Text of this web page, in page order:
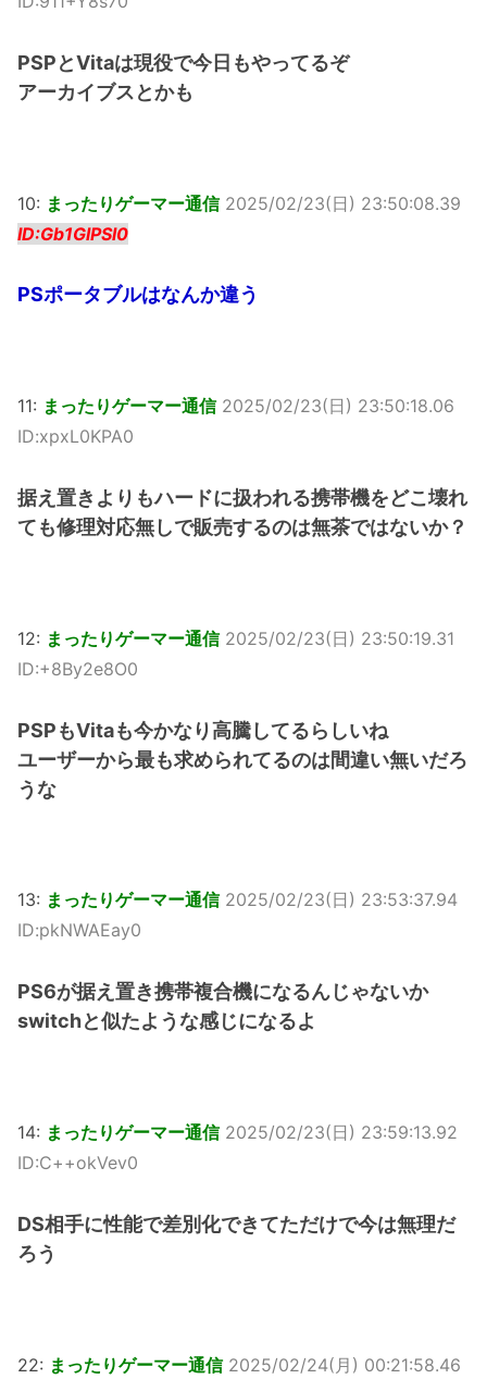
PSPとVitaは現役で今日もやってるぞ
アーカイブスとかも
10: まったりゲーマー通信 2025/02/23(日) 23:50:08.39
ID:Gb1GlPSl0
PSポータブルはなんか違う
11: まったりゲーマー通信 2025/02/23(日) 23:50:18.06
ID:xpxL0KPA0
据え置きよりもハードに扱われる携帯機をどこ壊れ
ても修理対応無しで販売するのは無茶ではないか？
12: まったりゲーマー通信 2025/02/23(日) 23:50:19.31
ID:+8By2e8O0
PSPもVitaも今かなり高騰してるらしいね
ユーザーから最も求められてるのは間違い無いだろ
うな
13: まったりゲーマー通信 2025/02/23(日) 23:53:37.94
ID:pkNWAEay0
PS6が据え置き携帯複合機になるんじゃないか
switchと似たような感じになるよ
14: まったりゲーマー通信 2025/02/23(日) 23:59:13.92
ID:C++okVev0
DS相手に性能で差別化できてただけで今は無理だ
ろう
22: まったりゲーマー通信 2025/02/24(月) 00:21:58.46